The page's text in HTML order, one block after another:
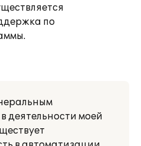
по
деятельности моей